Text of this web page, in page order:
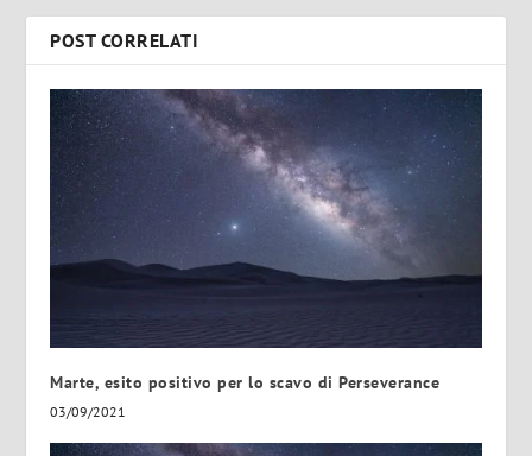
POST CORRELATI
Marte, esito positivo per lo scavo di Perseverance
03/09/2021